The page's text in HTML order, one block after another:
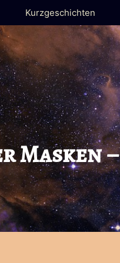
Kurzgeschichten
Masken –